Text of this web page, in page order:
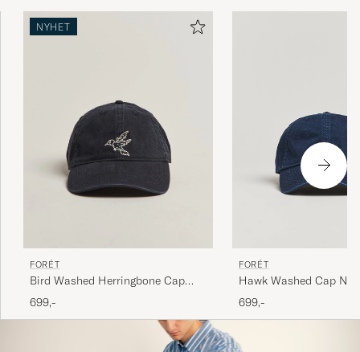
NYHET
FORÉT
Bird Washed Herringbone Cap
Navy
699,-
FORÉT
Hawk Washed Cap
699,-